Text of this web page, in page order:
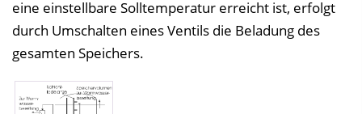
eine einstellbare Solltemperatur erreicht ist, erfolgt
durch Umschalten eines Ventils die Beladung des
gesamten Speichers.